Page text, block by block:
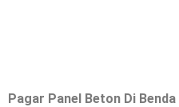
Pagar Panel Beton Di Benda